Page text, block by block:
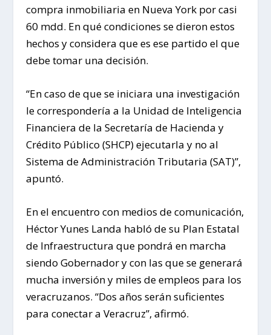
compra inmobiliaria en Nueva York por casi
60 mdd. En qué condiciones se dieron estos
hechos y considera que es ese partido el que
debe tomar una decisión.
“En caso de que se iniciara una investigación
le correspondería a la Unidad de Inteligencia
Financiera de la Secretaría de Hacienda y
Crédito Público (SHCP) ejecutarla y no al
Sistema de Administración Tributaria (SAT)”,
apuntó.
En el encuentro con medios de comunicación,
Héctor Yunes Landa habló de su Plan Estatal
de Infraestructura que pondrá en marcha
siendo Gobernador y con las que se generará
mucha inversión y miles de empleos para los
veracruzanos. “Dos años serán suficientes
para conectar a Veracruz”, afirmó.